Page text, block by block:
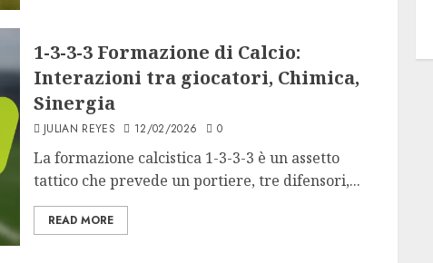
1-3-3-3 Formazione di Calcio:
Interazioni tra giocatori, Chimica,
Sinergia
JULIAN REYES 12/02/2026 0
La formazione calcistica 1-3-3-3 è un assetto
tattico che prevede un portiere, tre difensori,...
READ MORE